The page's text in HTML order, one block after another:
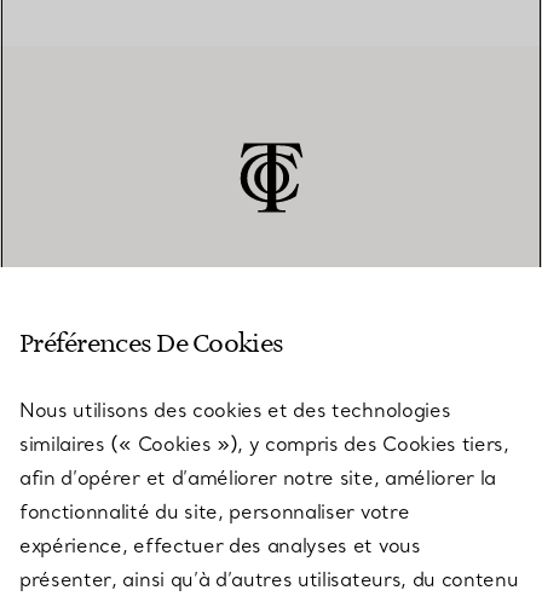
SERVICES
À PROPOS
Préférences De Cookies
Nous utilisons des cookies et des technologies
similaires (« Cookies »), y compris des Cookies tiers,
afin d’opérer et d’améliorer notre site, améliorer la
fonctionnalité du site, personnaliser votre
expérience, effectuer des analyses et vous
présenter, ainsi qu’à d’autres utilisateurs, du contenu